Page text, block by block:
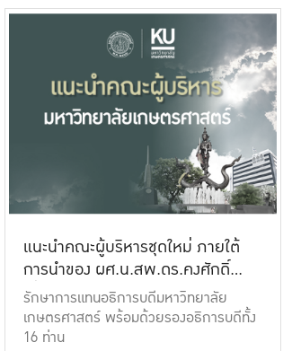
แนะนำคณะผู้บริหารชุดใหม่ ภายใต้
การนำของ ผศ.น.สพ.ดร.คงศักดิ์
เที่ยงธรรม
รักษาการแทนอธิการบดีมหาวิทยาลัย
เกษตรศาสตร์ พร้อมด้วยรองอธิการบดีทั้ง
16 ท่าน